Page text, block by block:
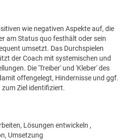
wie negativen Aspekte auf, die
am Status quo festhält oder sein
umsetzt. Das Durchspielen
der Coach mit systemischen und
Die 'Treiber' und 'Kleber' des
offengelegt, Hindernisse und ggf.
Ziel identifiziert.
Lösungen entwickeln ,
Umsetzung